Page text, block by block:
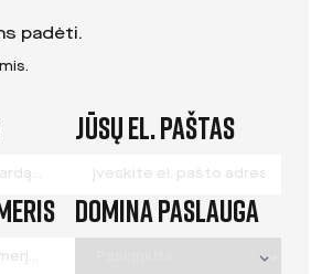
padėti.
Jūsų el. paštas
Domina paslauga